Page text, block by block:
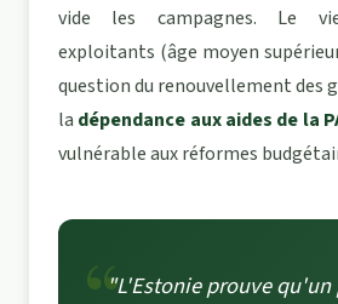
vide les campagnes. Le
exploitants (âge moyen
question du renouvellement des
la dépendance aux aides de la
vulnérable aux réformes
"L'Estonie prouve qu'un